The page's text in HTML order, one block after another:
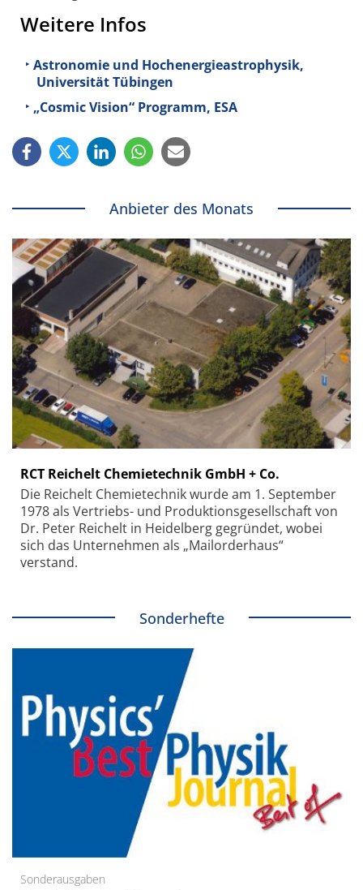
Weitere Infos
Astronomie und Hochenergieastrophysik,
Universität Tübingen
„Cosmic Vision“ Programm, ESA
Anbieter des Monats
RCT Reichelt Chemietechnik GmbH + Co.
Die Reichelt Chemietechnik wurde am 1. September
1978 als Vertriebs- und Produktionsgesellschaft von
Dr. Peter Reichelt in Heidelberg gegründet, wobei
sich das Unternehmen als „Mailorderhaus“
verstand.
Sonderhefte
Sonderausgaben